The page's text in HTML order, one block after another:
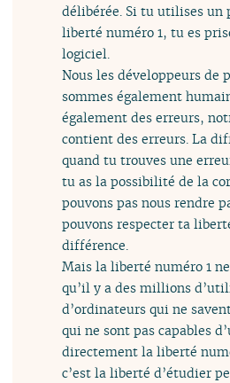
délibérée. Si tu utilises un
liberté numéro 1, tu es
logiciel.
Nous les développeurs de
sommes également
également des erreurs,
contient des erreurs. La
quand tu trouves une
tu as la possibilité de la
pouvons pas nous rendre
pouvons respecter ta
différence.
Mais la liberté numéro 1
qu’il y a des millions
d’ordinateurs qui ne
qui ne sont pas capables
directement la liberté
c’est la liberté d’étudier